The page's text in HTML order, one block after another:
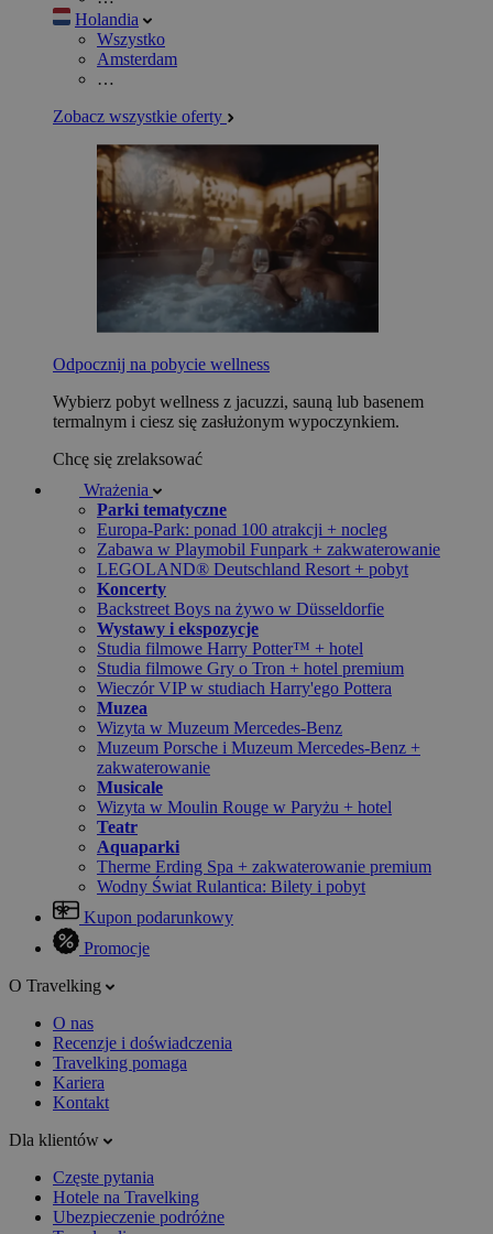
Holandia
Wszystko
Amsterdam
…
Zobacz wszystkie oferty
Odpocznij na pobycie wellness
Wybierz pobyt wellness z jacuzzi, sauną lub basenem
termalnym i ciesz się zasłużonym wypoczynkiem.
Chcę się zrelaksować
Wrażenia
Parki tematyczne
Europa-Park: ponad 100 atrakcji + nocleg
Zabawa w Playmobil Funpark + zakwaterowanie
LEGOLAND® Deutschland Resort + pobyt
Koncerty
Backstreet Boys na żywo w Düsseldorfie
Wystawy i ekspozycje
Studia filmowe Harry Potter™ + hotel
Studia filmowe Gry o Tron + hotel premium
Wieczór VIP w studiach Harry'ego Pottera
Muzea
Wizyta w Muzeum Mercedes-Benz
Muzeum Porsche i Muzeum Mercedes-Benz +
zakwaterowanie
Musicale
Wizyta w Moulin Rouge w Paryżu + hotel
Teatr
Aquaparki
Therme Erding Spa + zakwaterowanie premium
Wodny Świat Rulantica: Bilety i pobyt
Kupon podarunkowy
Promocje
O Travelking
O nas
Recenzje i doświadczenia
Travelking pomaga
Kariera
Kontakt
Dla klientów
Częste pytania
Hotele na Travelking
Ubezpieczenie podróżne